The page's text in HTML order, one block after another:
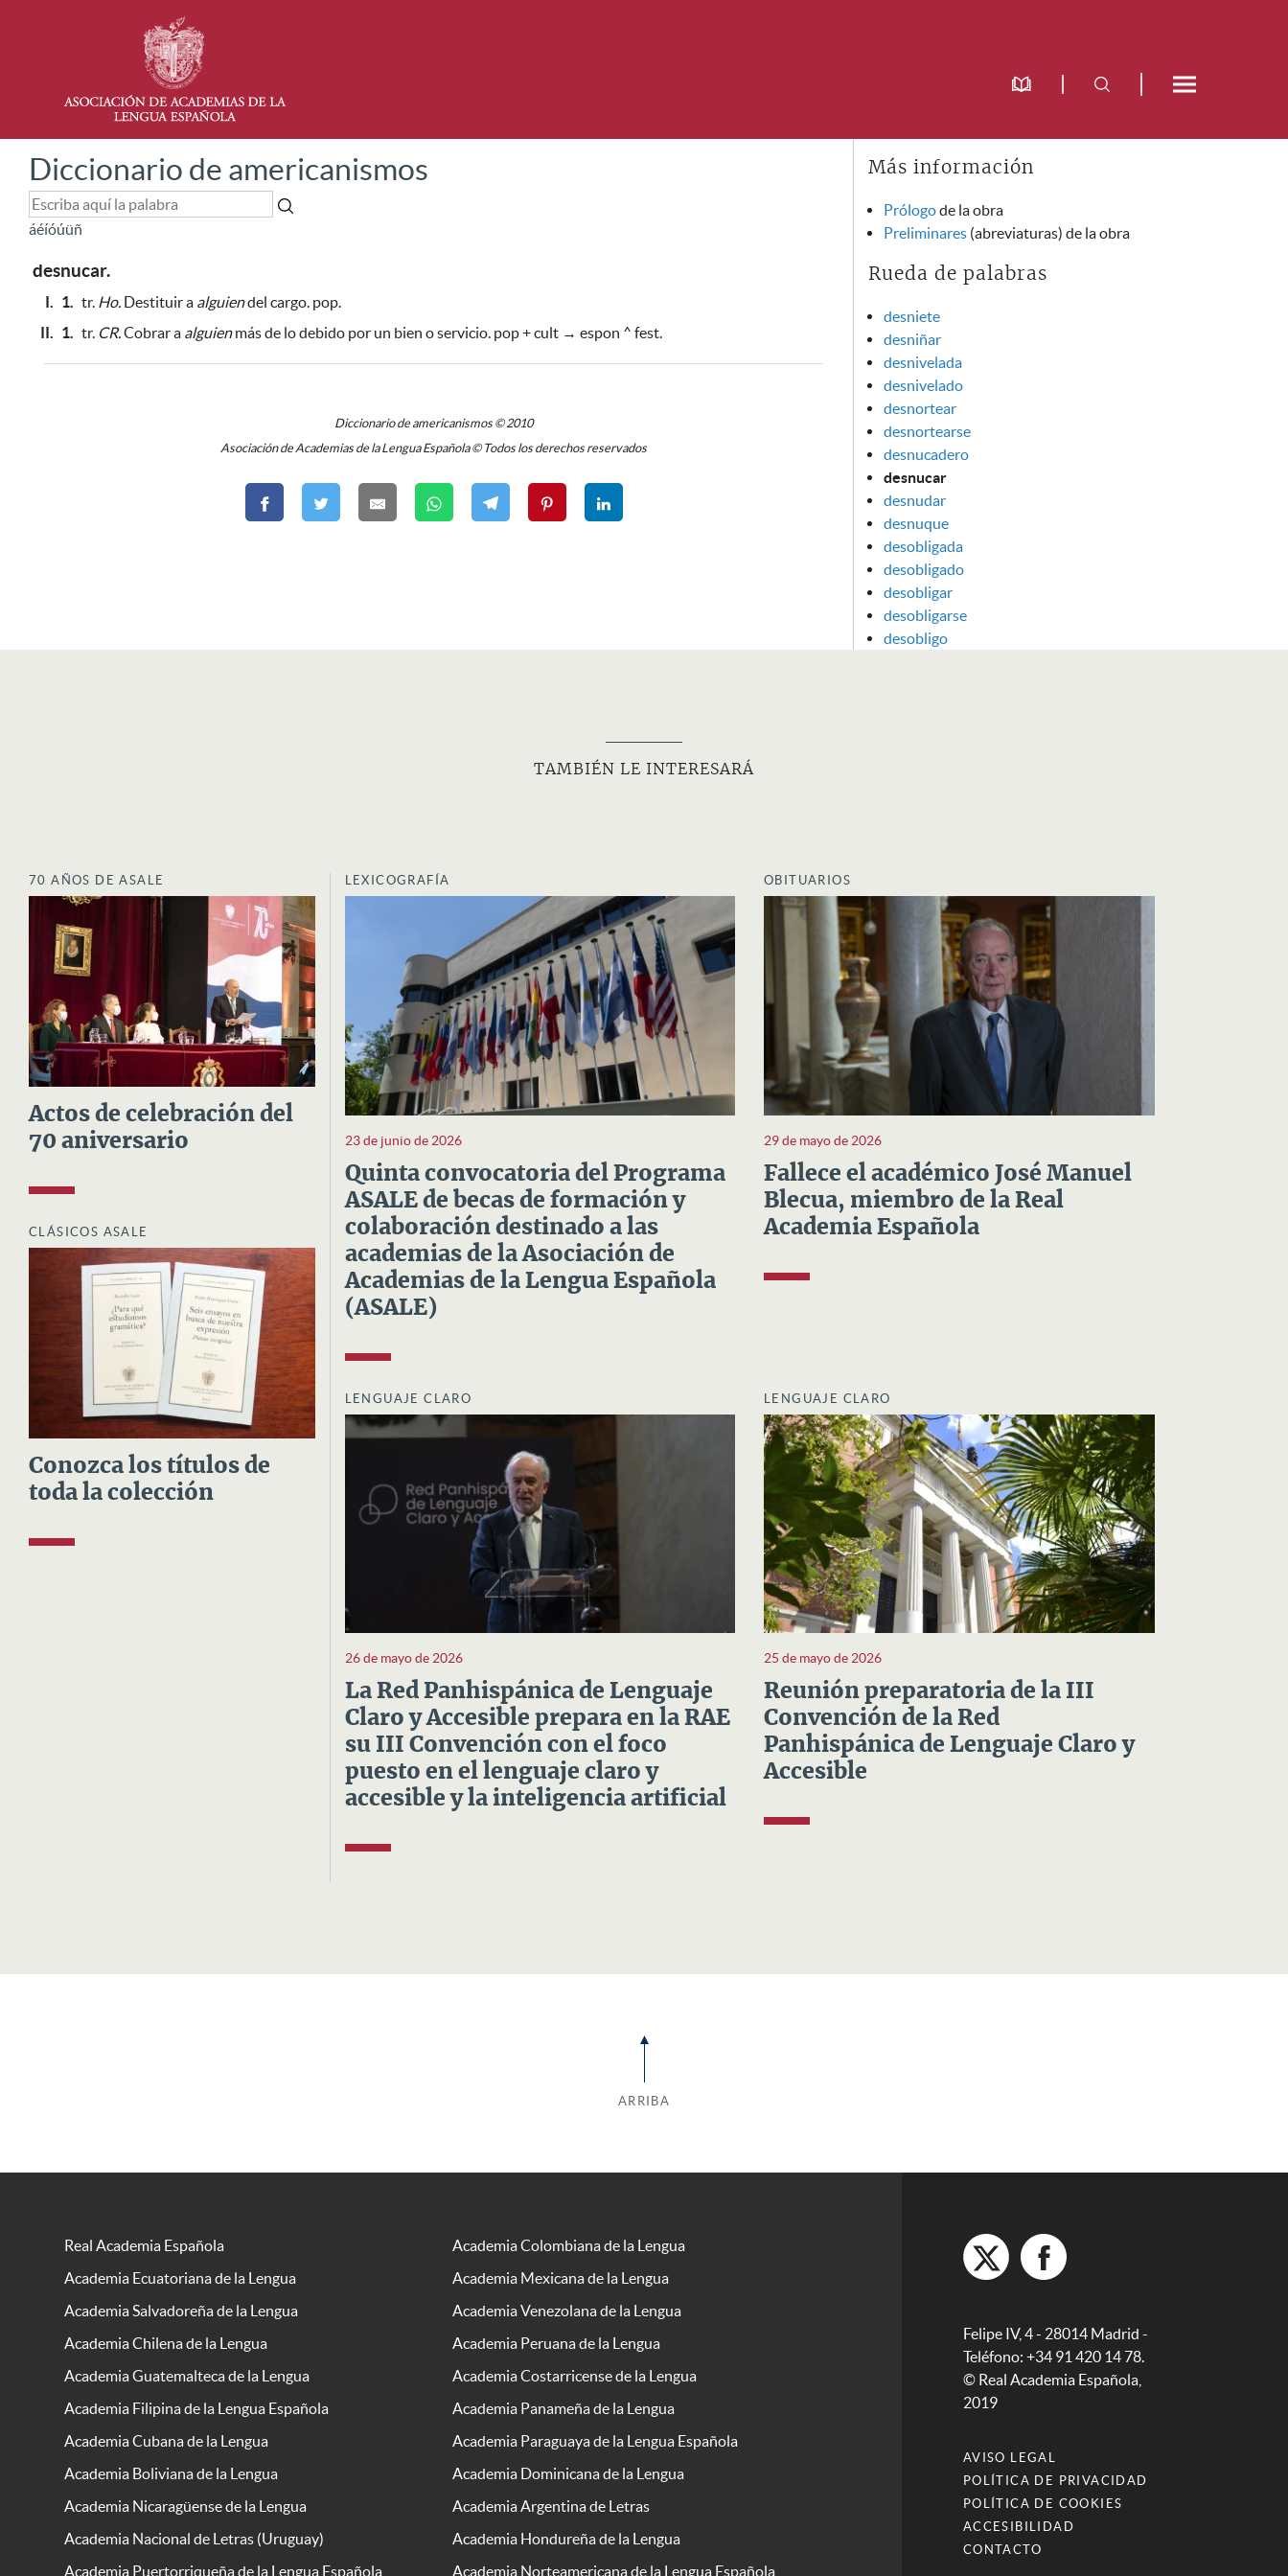
Diccionario de americanismos
áéíóúüñ
desnucar.
I. 1. tr. Ho. Destituir a alguiendel cargo. pop.
II. 1. tr. CR.Cobrar a alguienmás de lo debido por un bien o servicio. pop + cult → espon ^ fest.
Diccionario de americanismos © 2010
Asociación de Academias de la Lengua Española © Todos los derechos reservados
Más información
Prólogode la obra
Preliminares (abreviaturas) de la obra
Rueda de palabras
desniete
desniñar
desnivelada
desnivelado
desnortear
desnortearse
desnucadero
desnucar
desnudar
desnuque
desobligada
desobligado
desobligar
desobligarse
desobligo
TAMBIÉN LE INTERESARÁ
70 AÑOS DE ASALE
Actos de celebración del
70 aniversario
CLÁSICOS ASALE
Conozca los títulos de
toda la colección
LEXICOGRAFÍA
23 de junio de 2026
Quinta convocatoria del Programa
ASALE de becas de formación y
colaboración destinado a las
academias de la Asociación de
Academias de la Lengua Española
(ASALE)
OBITUARIOS
29 de mayo de 2026
Fallece el académico José Manuel
Blecua, miembro de la Real
Academia Española
LENGUAJE CLARO
26 de mayo de 2026
La Red Panhispánica de Lenguaje
Claro y Accesible prepara en la RAE
su III Convención con el foco
puesto en el lenguaje claro y
accesible y la inteligencia artificial
LENGUAJE CLARO
25 de mayo de 2026
Reunión preparatoria de la III
Convención de la Red
Panhispánica de Lenguaje Claro y
Accesible
ARRIBA
Real Academia Española
Academia Colombiana de la Lengua
Academia Ecuatoriana de la Lengua
Academia Mexicana de la Lengua
Academia Salvadoreña de la Lengua
Academia Venezolana de la Lengua
Academia Chilena de la Lengua
Academia Peruana de la Lengua
Academia Guatemalteca de la Lengua
Academia Costarricense de la Lengua
Academia Filipina de la Lengua Española
Academia Panameña de la Lengua
Academia Cubana de la Lengua
Academia Paraguaya de la Lengua Española
Academia Boliviana de la Lengua
Academia Dominicana de la Lengua
Academia Nicaragüense de la Lengua
Academia Argentina de Letras
Academia Nacional de Letras (Uruguay)
Academia Hondureña de la Lengua
Academia Puertorriqueña de la Lengua Española
Academia Norteamericana de la Lengua Española
Felipe IV, 4 - 28014 Madrid -
Teléfono: +34 91 420 14 78.
© Real Academia Española,
2019
AVISO LEGAL
POLÍTICA DE PRIVACIDAD
POLÍTICA DE COOKIES
ACCESIBILIDAD
CONTACTO